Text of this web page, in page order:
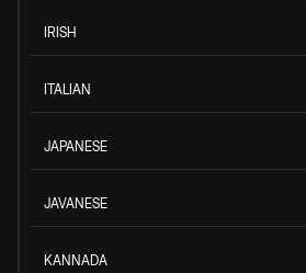
IRISH
ITALIAN
JAPANESE
JAVANESE
KANNADA